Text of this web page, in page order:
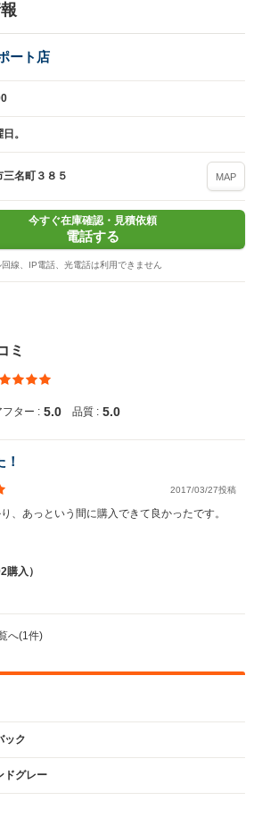
ート店
。
名町３８５ MAP
今すぐ在庫確認・見積依頼
電話する
線、IP電話、光電話は利用できません
ミ
フター : 5.0 品質 : 5.0
2017/03/27投稿
、あっという間に購入できて良かったです。
入）
へ(1件)
ック
ドグレー